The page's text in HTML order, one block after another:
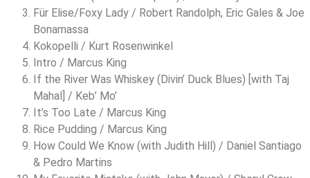
Für Elise/Foxy Lady / Robert Randolph, Eric Gales & Joe
Bonamassa
Kokopelli / Kurt Rosenwinkel
Intro / Marcus King
If the River Was Whiskey (Divin’ Duck Blues) [with Taj
Mahal] / Keb’ Mo’
It’s Too Late / Marcus King
Rice Pudding / Marcus King
How Could We Know (with Judith Hill) / Daniel Santiago
& Pedro Martins